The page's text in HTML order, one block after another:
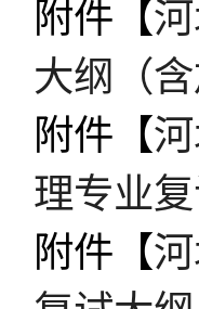
附件【
大纲（
附件【
理专业
附件【